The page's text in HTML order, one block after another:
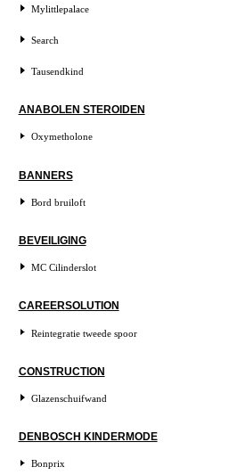
Mylittlepalace
Search
Tausendkind
ANABOLEN STEROIDEN
Oxymetholone
BANNERS
Bord bruiloft
BEVEILIGING
MC Cilinderslot
CAREERSOLUTION
Reintegratie tweede spoor
CONSTRUCTION
Glazenschuifwand
DENBOSCH KINDERMODE
Bonprix